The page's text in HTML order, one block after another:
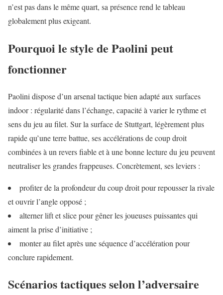
n’est pas dans le même quart, sa présence rend le tableau
globalement plus exigeant.
Pourquoi le style de Paolini peut
fonctionner
Paolini dispose d’un arsenal tactique bien adapté aux surfaces
indoor : régularité dans l’échange, capacité à varier le rythme et
sens du jeu au filet. Sur la surface de Stuttgart, légèrement plus
rapide qu’une terre battue, ses accélérations de coup droit
combinées à un revers fiable et à une bonne lecture du jeu peuvent
neutraliser les grandes frappeuses. Concrètement, ses leviers :
profiter de la profondeur du coup droit pour repousser la rivale
et ouvrir l’angle opposé ;
alterner lift et slice pour gêner les joueuses puissantes qui
aiment la prise d’initiative ;
monter au filet après une séquence d’accélération pour
conclure rapidement.
Scénarios tactiques selon l’adversaire